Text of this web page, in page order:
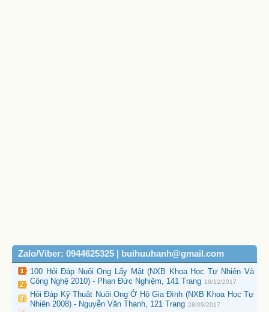
Zalo/Viber: 0944625325 | buihuuhanh@gmail.com
100 Hỏi Đáp Nuôi Ong Lấy Mật (NXB Khoa Học Tự Nhiên Và
Công Nghệ 2010) - Phan Đức Nghiệm, 141 Trang 18/12/2017
Hỏi Đáp Kỹ Thuật Nuôi Ong Ở Hộ Gia Đình (NXB Khoa Học Tự
Nhiên 2008) - Nguyễn Văn Thanh, 121 Trang 28/09/2017